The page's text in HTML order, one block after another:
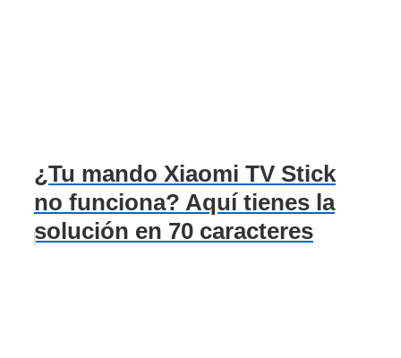
¿Tu mando Xiaomi TV Stick
no funciona? Aquí tienes la
solución en 70 caracteres